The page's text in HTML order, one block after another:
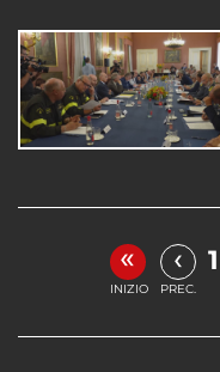
«
INIZIO
‹
PREC.
1